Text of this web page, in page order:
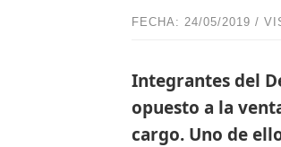
FECHA: 24/05/2019 /
Integrantes del
opuesto a la
cargo. Uno de